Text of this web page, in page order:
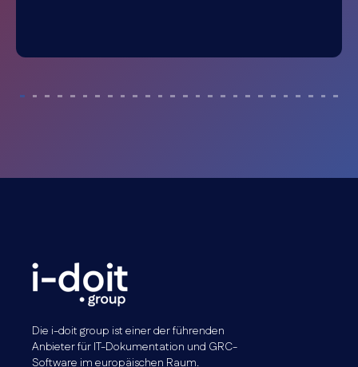
Die i-doit group ist einer der führenden
Anbieter für IT-Dokumentation und GRC-
Software im europäischen Raum.